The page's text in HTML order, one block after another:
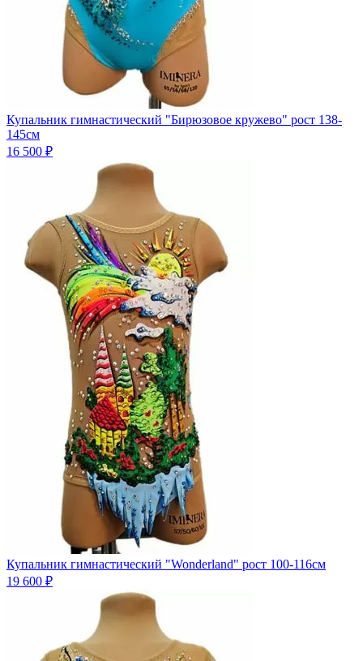
Купальник гимнастический "Бирюзовое кружево" рост 138-
145см
16 500 ₽
Купальник гимнастический "Wonderland" рост 100-116см
19 600 ₽